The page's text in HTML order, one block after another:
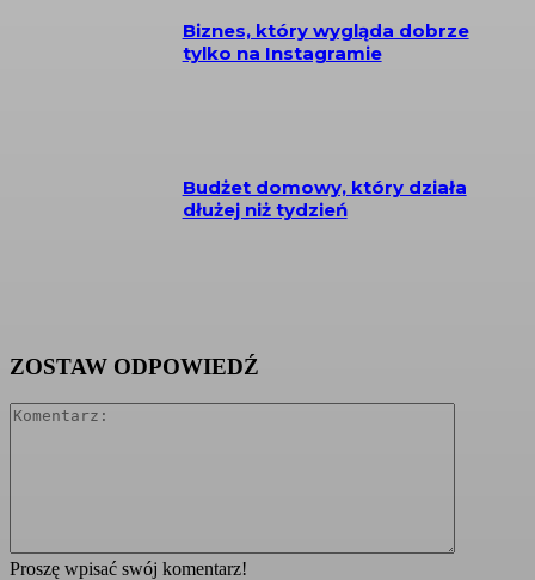
Biznes, który wygląda dobrze
tylko na Instagramie
Budżet domowy, który działa
dłużej niż tydzień
ZOSTAW ODPOWIEDŹ
Proszę wpisać swój komentarz!